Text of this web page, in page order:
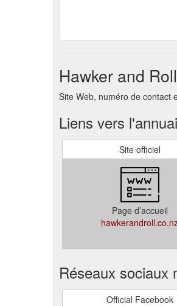
Hawker and
Site Web, numéro de contact
Liens vers
Site officiel
Page d’accueil
Réseaux sociaux
Official Facebook